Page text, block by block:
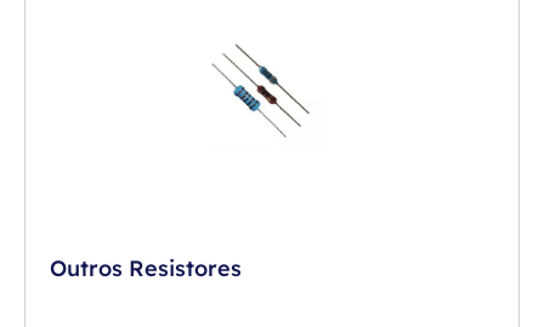
Outros Resistores